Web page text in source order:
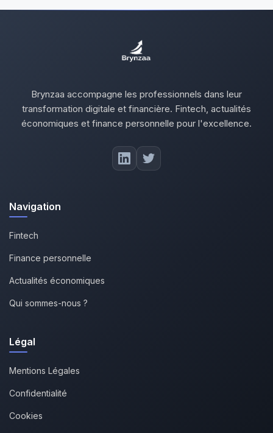
Brynzaa accompagne les professionnels dans leur
transformation digitale et financière. Fintech, actualités
économiques et finance personnelle pour l'excellence.
Navigation
Fintech
Finance personnelle
Actualités économiques
Qui sommes-nous ?
Légal
Mentions Légales
Confidentialité
Cookies